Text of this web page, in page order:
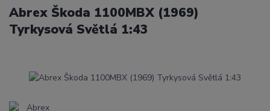
Abrex Škoda 1100MBX (1969)
Tyrkysová Světlá 1:43